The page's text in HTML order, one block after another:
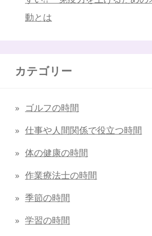
動とは
カテゴリー
ゴルフの時間
仕事や人間関係で役立つ時間
体の健康の時間
作業療法士の時間
季節の時間
学習の時間